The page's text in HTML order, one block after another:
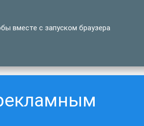
вместе с запуском браузера